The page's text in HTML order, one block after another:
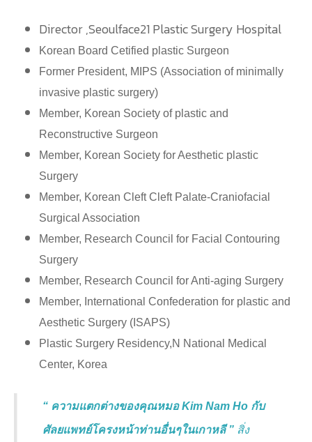
Director ,Seoulface21 Plastic Surgery Hospital
Korean Board Cetified plastic Surgeon
Former President, MIPS (Association of minimally
invasive plastic surgery)
Member, Korean Society of plastic and
Reconstructive Surgeon
Member, Korean Society for Aesthetic plastic
Surgery
Member, Korean Cleft Cleft Palate-Craniofacial
Surgical Association
Member, Research Council for Facial Contouring
Surgery
Member, Research Council for Anti-aging Surgery
Member, International Confederation for plastic and
Aesthetic Surgery (ISAPS)
Plastic Surgery Residency,N National Medical
Center, Korea
“ ความแตกต่างของคุณหมอ Kim Nam Ho กับ
ศัลยแพทย์โครงหน้าท่านอื่นๆในเกาหลี ”สิ่ง